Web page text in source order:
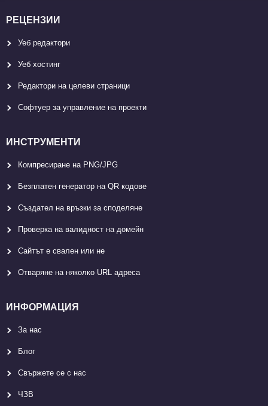
РЕЦЕНЗИИ
Уеб редактори
Уеб хостинг
Редактори на целеви страници
Софтуер за управление на проекти
ИНСТРУМЕНТИ
Компресиране на PNG/JPG
Безплатен генератор на QR кодове
Създател на връзки за споделяне
Проверка на валидност на домейн
Сайтът е свален или не
Отваряне на няколко URL адреса
ИНФОРМАЦИЯ
За нас
Блог
Свържете се с нас
ЧЗВ